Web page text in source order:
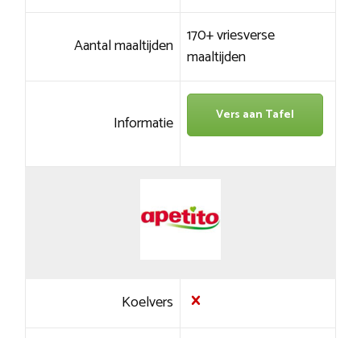
Aantal maaltijden 170+ vriesverse
maaltijden
Informatie Vers aan Tafel
Koelvers